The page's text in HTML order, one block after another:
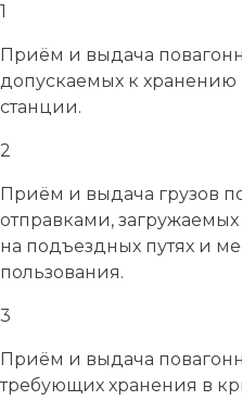
1
Приём и выдача
допускаемых к хранению
станции.
2
Приём и выдача грузов
отправками,
на подъездных путях и
пользования.
3
Приём и выдача
требующих хранения в